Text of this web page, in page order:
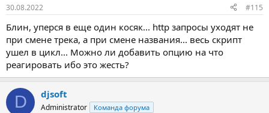
30.08.2022 #115
Блин, уперся в еще один косяк... http запросы уходят не
при смене трека, а при смене названия... весь скрипт
ушел в цикл... Можно ли добавить опцию на что
реагировать ибо это жесть?
D djsoft
Administrator Команда форума